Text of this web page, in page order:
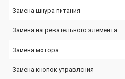
Замена шнура питания
Замена нагревательного элемента
Замена мотора
Замена кнопок управления